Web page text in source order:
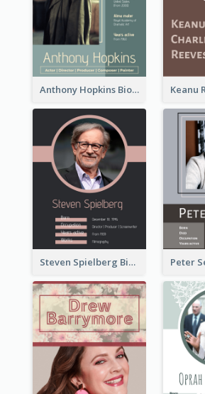
Anthony Hopkins Biography
Steven Spielberg Biography